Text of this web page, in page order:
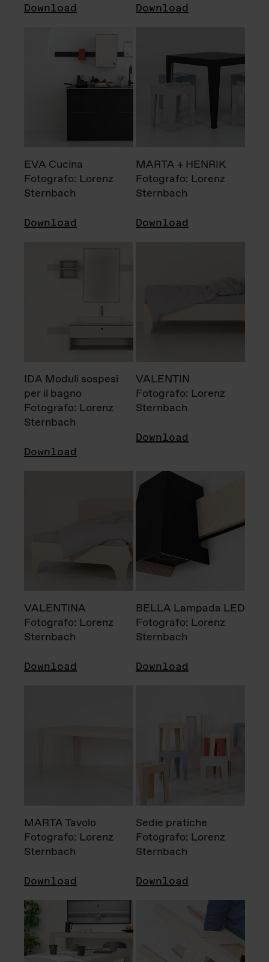
Download Download
EVA Cucina
Fotografo: Lorenz
Sternbach
Download
MARTA + HENRIK
Fotografo: Lorenz
Sternbach
Download
IDA Moduli sospesi
per il bagno
Fotografo: Lorenz
Sternbach
Download
VALENTIN
Fotografo: Lorenz
Sternbach
Download
VALENTINA
Fotografo: Lorenz
Sternbach
Download
BELLA Lampada LED
Fotografo: Lorenz
Sternbach
Download
MARTA Tavolo
Fotografo: Lorenz
Sternbach
Download
Sedie pratiche
Fotografo: Lorenz
Sternbach
Download